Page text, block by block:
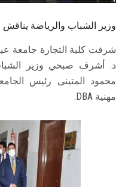
وزير الشباب والرياضة
شرفت كلية التجارة جامعة
د. أشرف صبحي وزير
محمود المتينى رئيس
مهنية DBA.